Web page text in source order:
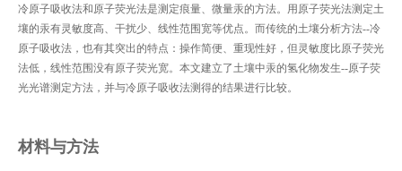
冷原子吸收法和原子荧光法是测定痕量、微量汞的方法。用原子荧光法测定土
壤的汞有灵敏度高、干扰少、线性范围宽等优点。而传统的土壤分析方法--冷
原子吸收法，也有其突出的特点：操作简便、重现性好，但灵敏度比原子荧光
法低，线性范围没有原子荧光宽。本文建立了土壤中汞的氢化物发生--原子荧
光光谱测定方法，并与冷原子吸收法测得的结果进行比较。
材料与方法